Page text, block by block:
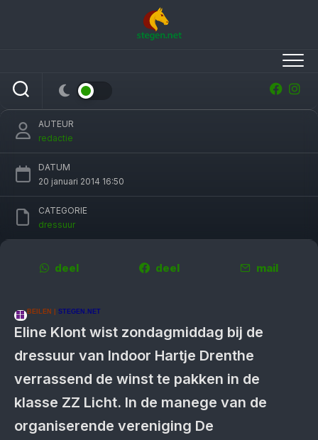
Eline Klont wint ZZ-licht bij dressuur Indoor
Hartje Drenthe
AUTEUR
redactie
DATUM
20 januari 2014 16:50
CATEGORIE
dressuur
deel deel mail
BEILEN | STEGEN.NET
Eline Klont wist zondagmiddag bij de
dressuur van Indoor Hartje Drenthe
verrassend de winst te pakken in de
klasse ZZ Licht. In de manege van de
organiserende vereniging De